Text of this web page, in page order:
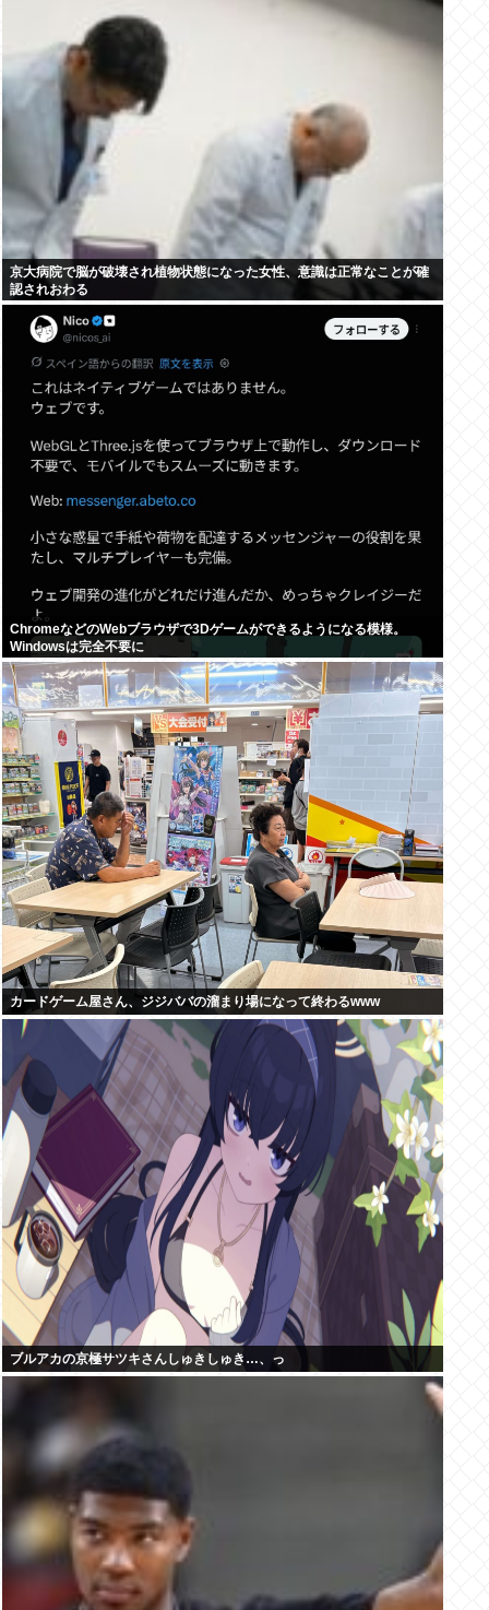
京大病院で脳が破壊され植物状態になった女性、意識は正常なことが確
認されおわる
ChromeなどのWebブラウザで3Dゲームができるようになる模様。
Windowsは完全不要に
カードゲーム屋さん、ジジババの溜まり場になって終わるwww
ブルアカの京極サツキさんしゅきしゅき…、っ